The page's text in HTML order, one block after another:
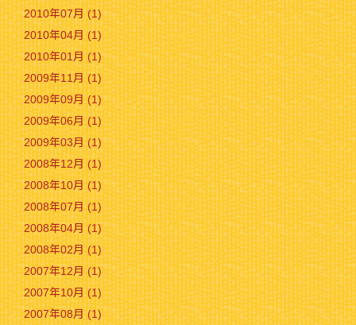
2010年07月 (1)
2010年04月 (1)
2010年01月 (1)
2009年11月 (1)
2009年09月 (1)
2009年06月 (1)
2009年03月 (1)
2008年12月 (1)
2008年10月 (1)
2008年07月 (1)
2008年04月 (1)
2008年02月 (1)
2007年12月 (1)
2007年10月 (1)
2007年08月 (1)